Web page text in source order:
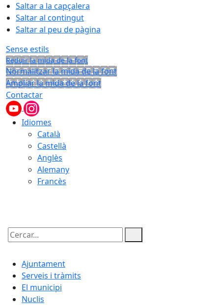
Saltar a la capçalera
Saltar al contingut
Saltar al peu de pàgina
Sense estils
Reduir la mida de la font
Normalitzar la mida de la font
Ampliar la mida de la font
Contactar
Idiomes
Català
Castellà
Anglès
Alemany
Francès
Cercar:
Ajuntament
Serveis i tràmits
El municipi
Nuclis